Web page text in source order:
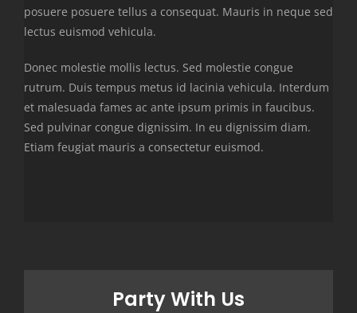
posuere posuere tellus a consequat. Mauris in neque sed
lectus euismod vehicula.
Donec molestie mollis lectus. Sed molestie congue
rutrum. Duis tempus metus id lacinia vehicula. Interdum
et malesuada fames ac ante ipsum primis in faucibus.
Sed pulvinar congue dignissim. In eu dignissim diam.
Etiam feugiat mauris a consectetur euismod.
Party With Us